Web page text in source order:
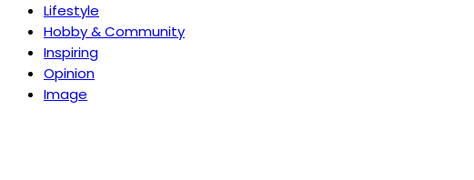
Lifestyle
Hobby & Community
Inspiring
Opinion
Image